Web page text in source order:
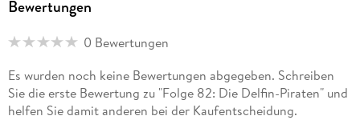
Bewertungen
0 Bewertungen
Es wurden noch keine Bewertungen abgegeben. Schreiben
Sie die erste Bewertung zu "Folge 82: Die Delfin-Piraten" und
helfen Sie damit anderen bei der Kaufentscheidung.